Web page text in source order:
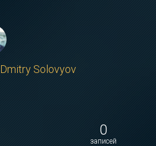
Dmitry Solovyov
0
записей